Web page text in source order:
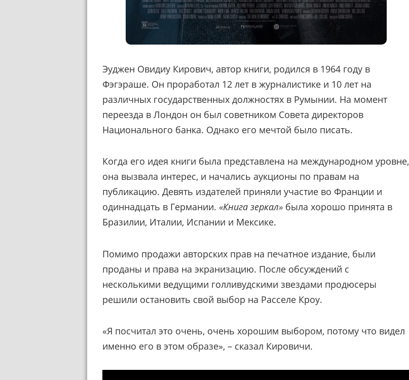
Эуджен Овидиу Кирович, автор книги, родился в 1964 году в
Фэгэраше. Он проработал 12 лет в журналистике и 10 лет на
различных государственных должностях в Румынии. На момент
переезда в Лондон он был советником Совета директоров
Национального банка. Однако его мечтой было писать.
Когда его идея книги была представлена на международном уровне,
она вызвала интерес, и начались аукционы по правам на
публикацию. Девять издателей приняли участие во Франции и
одиннадцать в Германии. «Книга зеркал» была хорошо принята в
Бразилии, Италии, Испании и Мексике.
Помимо продажи авторских прав на печатное издание, были
проданы и права на экранизацию. После обсуждений с
несколькими ведущими голливудскими звездами продюсеры
решили остановить свой выбор на Расселе Кроу.
«Я посчитал это очень, очень хорошим выбором, потому что видел
именно его в этом образе», – сказал Кировичи.